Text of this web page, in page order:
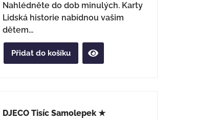
Nahlédněte do dob minulých. Karty
Lidská historie nabídnou vašim
dětem...
Přidat do košíku
DJECO Tisíc Samolepek ★